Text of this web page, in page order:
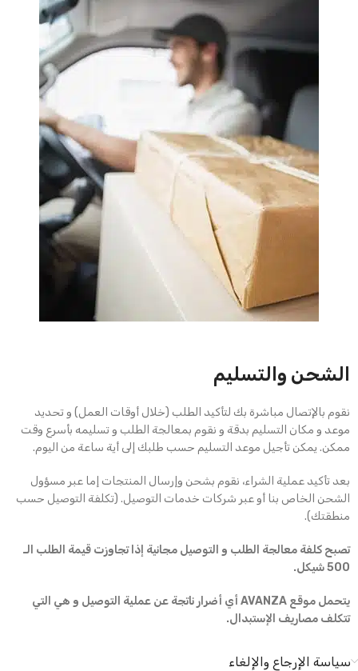
الشحن والتسليم
نقوم بالإتصال مباشرة بك لتأكيد الطلب (خلال أوقات العمل) و تحديد
موعد و مكان التسليم بدقة و نقوم بمعالجة الطلب و تسليمه بأسرع وقت
ممكن. يمكن تأجيل موعد التسليم حسب طلبك إلى أية ساعة من اليوم.
بعد تأكيد عملية الشراء، نقوم بشحن وإرسال المنتجات إما عبر مسؤول
الشحن الخاص بنا أو عبر شركات خدمات التوصيل. (تكلفة التوصيل حسب
منطقتك).
تصبح كلفة معالجة الطلب و التوصيل مجانية إذا تجاوزت قيمة الطلب الـ
500 شيكل.
يتحمل موقع AVANZA أي أضرار ناتجة عن عملية التوصيل و هي التي
تتكلف مصاريف الإستبدال.
سياسة الإرجاع والإلغاء